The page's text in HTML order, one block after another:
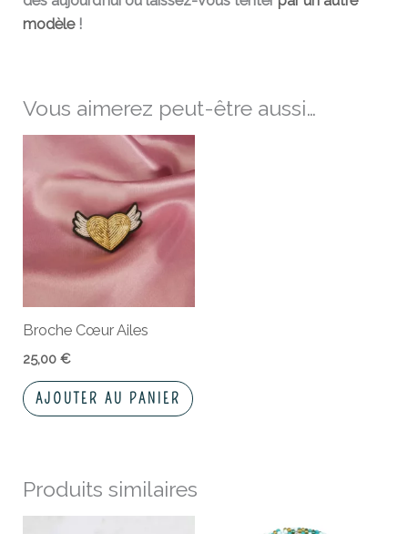
modèle!
Vous aimerez peut-être aussi…
Broche Cœur Ailes
25,00€
AJOUTER AU PANIER
Produits similaires